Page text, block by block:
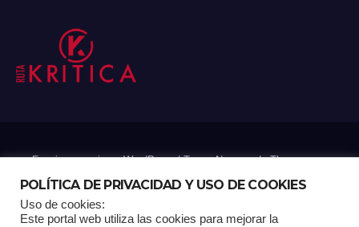
Funciona gracias a WordPress|Tema: Newsup deThemeansar
POLÍTICA DE PRIVACIDAD Y USO DE COOKIES
Uso de cookies:
Este portal web utiliza las cookies para mejorar la